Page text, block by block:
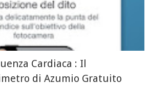
Cardiaca : Il
di Azumio Gratuito